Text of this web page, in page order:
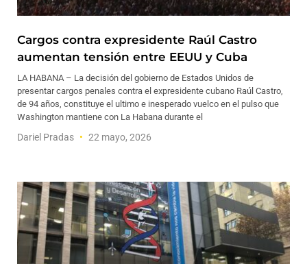
Cargos contra expresidente Raúl Castro
aumentan tensión entre EEUU y Cuba
LA HABANA – La decisión del gobierno de Estados Unidos de
presentar cargos penales contra el expresidente cubano Raúl Castro,
de 94 años, constituye el ultimo e inesperado vuelco en el pulso que
Washington mantiene con La Habana durante el
Dariel Pradas 22 mayo, 2026